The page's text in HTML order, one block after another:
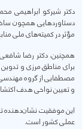
دکتر شیرکو ابراهیمی
دستاوردهایی همچون
مؤثر در کمیته‌های ملی
همچنین، دکتر رضا شافعی
برای مناطق مرزی و
مصطفایی از گروه
و تعیین نواحی هدف
این موفقیت نشان‌دهنده
عملی کشور است.